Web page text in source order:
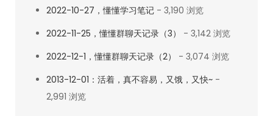
～
2022-10-27，懂懂学习笔记 - 3,190 浏览
2022-11-25，懂懂群聊天记录（3）
- 3,142 浏览
2022-12-1，懂懂群聊天记录（2）
- 3,074 浏览
2013-12-01：活着，真不容易，又饿，又快~ -
2,991 浏览